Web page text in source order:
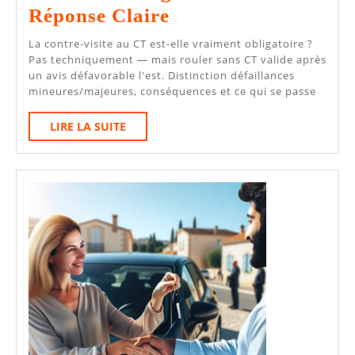
Réponse Claire
Contre-
Visite
Est-
Obligatoire
?
Réponse
Claire
La contre-visite au CT est-elle vraiment obligatoire ?
Pas techniquement — mais rouler sans CT valide après
un avis défavorable l'est. Distinction défaillances
mineures/majeures, conséquences et ce qui se passe
LIRE LA SUITE
LA
SUITE